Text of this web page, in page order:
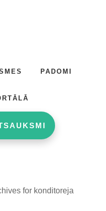
PADOMI
for konditoreja